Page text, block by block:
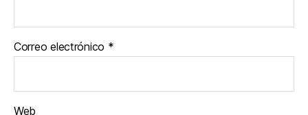
Correo electrónico *
Web